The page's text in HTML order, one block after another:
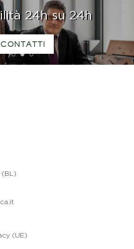
1 2 3
24h su 24h
CONTATTI
(BL)
(UE)